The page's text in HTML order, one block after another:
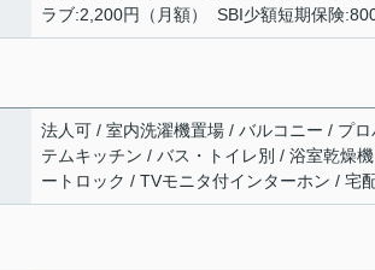
ラブ:2,200円（月額） SBI少額短期保険:800
法人可 / 室内洗濯機置場 / バルコニー / プ
テムキッチン / バス・トイレ別 / 浴室乾燥
ートロック / TVモニタ付インターホン / 宅